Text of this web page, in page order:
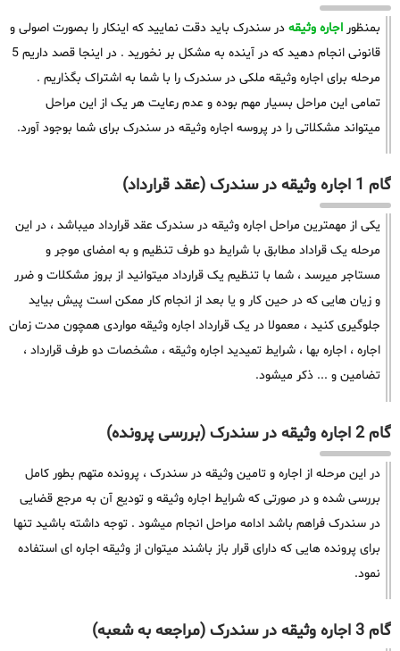
بمنظور اجاره وثیقه در سندرک باید دقت نمایید که اینکار را بصورت اصولی و
قانونی انجام دهید که در آینده به مشکل بر نخورید . در اینجا قصد داریم 5
مرحله برای اجاره وثیقه ملکی در سندرک را با شما به اشتراک بگذاریم .
تمامی این مراحل بسیار مهم بوده و عدم رعایت هر یک از این مراحل
میتواند مشکلاتی را در پروسه اجاره وثیقه در سندرک برای شما بوجود آورد.
گام 1 اجاره وثیقه در سندرک (عقد قرارداد)
یکی از مهمترین مراحل اجاره وثیقه در سندرک عقد قرارداد میباشد ، در این
مرحله یک قراداد مطابق با شرایط دو طرف تنظیم و به امضای موجر و
مستاجر میرسد ، شما با تنظیم یک قرارداد میتوانید از بروز مشکلات و ضرر
و زیان هایی که در حین کار و یا بعد از انجام کار ممکن است پیش بیاید
جلوگیری کنید ، معمولا در یک قرارداد اجاره وثیقه مواردی همچون مدت زمان
اجاره ، اجاره بها ، شرایط تمیدید اجاره وثیقه ، مشخصات دو طرف قرارداد ،
تضامین و ... ذکر میشود.
گام 2 اجاره وثیقه در سندرک (بررسی پرونده)
در این مرحله از اجاره و تامین وثیقه در سندرک ، پرونده متهم بطور کامل
بررسی شده و در صورتی که شرایط اجاره وثیقه و تودیع آن به مرجع قضایی
در سندرک فراهم باشد ادامه مراحل انجام میشود . توجه داشته باشید تنها
برای پرونده هایی که دارای قرار باز باشند میتوان از وثیقه اجاره ای استفاده
نمود.
گام 3 اجاره وثیقه در سندرک (مراجعه به شعبه)